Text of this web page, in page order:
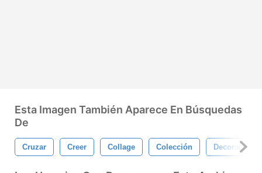
Esta Imagen También Aparece En Búsquedas
De
Cruzar Creer Collage Colección Decoración